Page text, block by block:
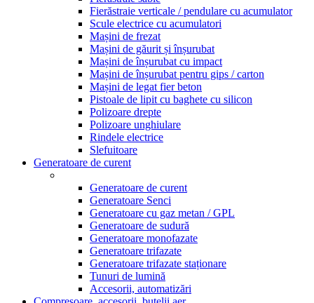
Fierăstraie verticale / pendulare cu acumulator
Scule electrice cu acumulatori
Mașini de frezat
Mașini de găurit și înșurubat
Mașini de înșurubat cu impact
Mașini de înșurubat pentru gips / carton
Mașini de legat fier beton
Pistoale de lipit cu baghete cu silicon
Polizoare drepte
Polizoare unghiulare
Rindele electrice
Slefuitoare
Generatoare de curent
Generatoare de curent
Generatoare Senci
Generatoare cu gaz metan / GPL
Generatoare de sudură
Generatoare monofazate
Generatoare trifazate
Generatoare trifazate staționare
Tunuri de lumină
Accesorii, automatizări